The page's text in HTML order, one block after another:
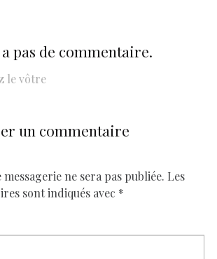
a pas de commentaire.
le vôtre
un commentaire
ne sera pas publiée. Les
sont indiqués avec *